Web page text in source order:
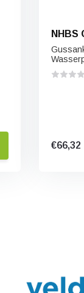
NHBS
€66,32